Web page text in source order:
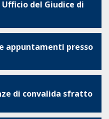
del Giudice di
appuntamenti presso
di convalida sfratto